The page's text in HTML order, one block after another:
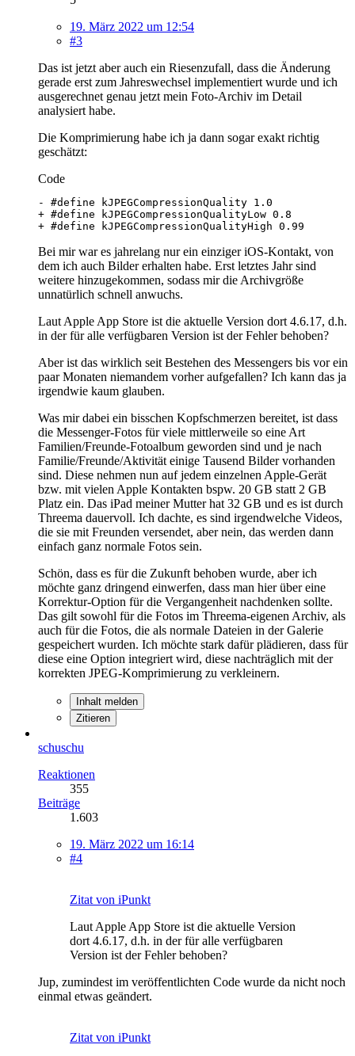
19. März 2022 um 12:54
#3
Das ist jetzt aber auch ein Riesenzufall, dass die Änderung
gerade erst zum Jahreswechsel implementiert wurde und ich
ausgerechnet genau jetzt mein Foto-Archiv im Detail
analysiert habe.
Die Komprimierung habe ich ja dann sogar exakt richtig
geschätzt:
Code
+ #define kJPEGCompressionQualityHigh 0.99
Bei mir war es jahrelang nur ein einziger iOS-Kontakt, von
dem ich auch Bilder erhalten habe. Erst letztes Jahr sind
weitere hinzugekommen, sodass mir die Archivgröße
unnatürlich schnell anwuchs.
Laut Apple App Store ist die aktuelle Version dort 4.6.17, d.h.
in der für alle verfügbaren Version ist der Fehler behoben?
Aber ist das wirklich seit Bestehen des Messengers bis vor ein
paar Monaten niemandem vorher aufgefallen? Ich kann das ja
irgendwie kaum glauben.
Was mir dabei ein bisschen Kopfschmerzen bereitet, ist dass
die Messenger-Fotos für viele mittlerweile so eine Art
Familien/Freunde-Fotoalbum geworden sind und je nach
Familie/Freunde/Aktivität einige Tausend Bilder vorhanden
sind. Diese nehmen nun auf jedem einzelnen Apple-Gerät
bzw. mit vielen Apple Kontakten bspw. 20 GB statt 2 GB
Platz ein. Das iPad meiner Mutter hat 32 GB und es ist durch
Threema dauervoll. Ich dachte, es sind irgendwelche Videos,
die sie mit Freunden versendet, aber nein, das werden dann
einfach ganz normale Fotos sein.
Schön, dass es für die Zukunft behoben wurde, aber ich
möchte ganz dringend einwerfen, dass man hier über eine
Korrektur-Option für die Vergangenheit nachdenken sollte.
Das gilt sowohl für die Fotos im Threema-eigenen Archiv, als
auch für die Fotos, die als normale Dateien in der Galerie
gespeichert wurden. Ich möchte stark dafür plädieren, dass für
diese eine Option integriert wird, diese nachträglich mit der
korrekten JPEG-Komprimierung zu verkleinern.
Inhalt melden
Zitieren
schuschu
Reaktionen
355
Beiträge
1.603
19. März 2022 um 16:14
#4
Zitat von iPunkt
Laut Apple App Store ist die aktuelle Version
dort 4.6.17, d.h. in der für alle verfügbaren
Version ist der Fehler behoben?
Jup, zumindest im veröffentlichten Code wurde da nicht noch
einmal etwas geändert.
Zitat von iPunkt